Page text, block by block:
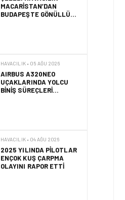
ANLAMLI DESTEK!
UÇAKLARINDA YOLCU
SIMÜLASYONLA TEST
EDILDI!
ENÇOK KUŞ ÇARPMA